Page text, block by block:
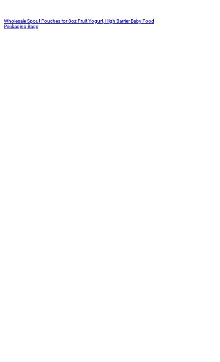
Wholesale Spout Pouches for 8oz Fruit Yogurt, High Barrier Baby Food
Packaging Bags